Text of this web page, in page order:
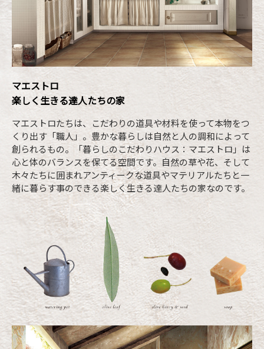
マエストロ
楽しく生きる達人たちの家
マエストロたちは、こだわりの道具や材料を使って本物をつ
くり出す「職人」。豊かな暮らしは自然と人の調和によって
創られるもの。「暮らしのこだわりハウス：マエストロ」は
心と体のバランスを保てる空間です。自然の草や花、そして
木々たちに囲まれアンティークな道具やマテリアルたちと一
緒に暮らす事のできる楽しく生きる達人たちの家なのです。